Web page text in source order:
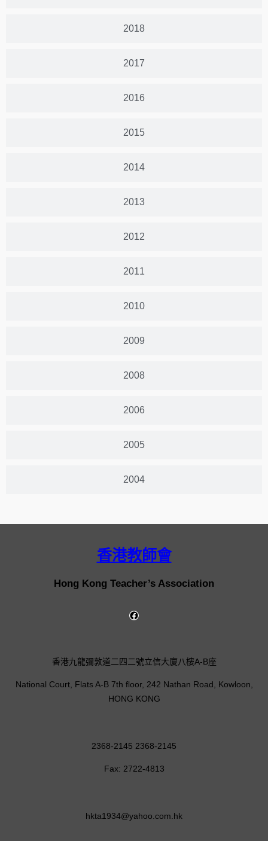
2018
2017
2016
2015
2014
2013
2012
2011
2010
2009
2008
2006
2005
2004
香港教師會
Hong Kong Teacher’s Association
香港九龍彌敦道二四二號立信大廈八樓A-B座
National Court, Flats A-B 7th floor, 242 Nathan Road, Kowloon,
HONG KONG
2368-2145 2368-2145
Fax: 2722-4813
hkta1934@yahoo.com.hk